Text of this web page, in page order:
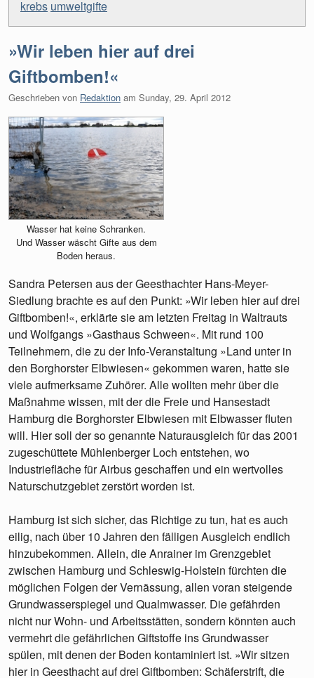
krebs umweltgifte
»Wir leben hier auf drei
Giftbomben!«
Geschrieben von Redaktion am Sunday, 29. April 2012
Wasser hat keine Schranken.
Und Wasser wäscht Gifte aus dem
Boden heraus.
Sandra Petersen aus der Geesthachter Hans-Meyer-
Siedlung brachte es auf den Punkt: »Wir leben hier auf drei
Giftbomben!«, erklärte sie am letzten Freitag in Waltrauts
und Wolfgangs »Gasthaus Schween«. Mit rund 100
Teilnehmern, die zu der Info-Veranstaltung »Land unter in
den Borghorster Elbwiesen« gekommen waren, hatte sie
viele aufmerksame Zuhörer. Alle wollten mehr über die
Maßnahme wissen, mit der die Freie und Hansestadt
Hamburg die Borghorster Elbwiesen mit Elbwasser fluten
will. Hier soll der so genannte Naturausgleich für das 2001
zugeschüttete Mühlenberger Loch entstehen, wo
Industriefläche für Airbus geschaffen und ein wertvolles
Naturschutzgebiet zerstört worden ist.
Hamburg ist sich sicher, das Richtige zu tun, hat es auch
eilig, nach über 10 Jahren den fälligen Ausgleich endlich
hinzubekommen. Allein, die Anrainer im Grenzgebiet
zwischen Hamburg und Schleswig-Holstein fürchten die
möglichen Folgen der Vernässung, allen voran steigende
Grundwasserspiegel und Qualmwasser. Die gefährden
nicht nur Wohn- und Arbeitsstätten, sondern könnten auch
vermehrt die gefährlichen Giftstoffe ins Grundwasser
spülen, mit denen der Boden kontaminiert ist. »Wir sitzen
hier in Geesthacht auf drei Giftbomben: Schäferstrift, die